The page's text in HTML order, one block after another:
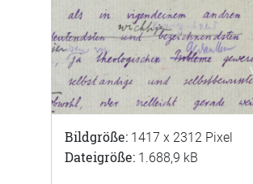
Bildgröße: 1417 x 2312 Pixel
Dateigröße: 1.688,9 kB